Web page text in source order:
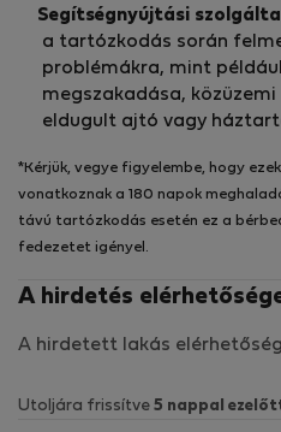
Segítségnyújtási
a tartózkodás során
problémákra, mint
megszakadása,
eldugult ajtó vagy
*Kérjük, vegye figyelembe, hogy
vonatkoznak a 180 napok
távú tartózkodás esetén ez a
fedezetet igényel.
A hirdetés
A hirdetett lakás
Utoljára frissítve 5 nappal